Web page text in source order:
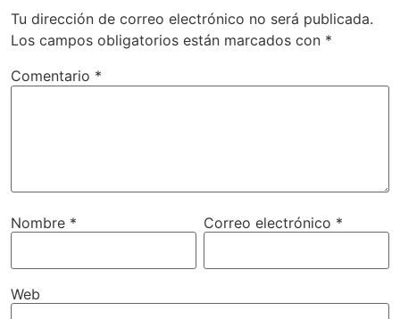
Tu dirección de correo electrónico no será publicada.
Los campos obligatorios están marcados con *
Comentario *
Nombre * Correo electrónico *
Web